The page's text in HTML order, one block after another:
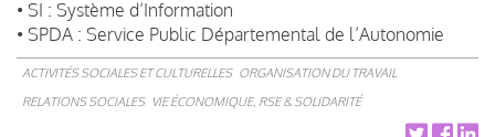
• SI : Système d’Information
• SPDA : Service Public Départemental de l’Autonomie
ACTIVITÉS SOCIALES ET CULTURELLES ORGANISATION DU TRAVAIL
RELATIONS SOCIALES VIE ÉCONOMIQUE, RSE & SOLIDARITÉ